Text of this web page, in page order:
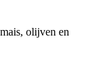
olijven en